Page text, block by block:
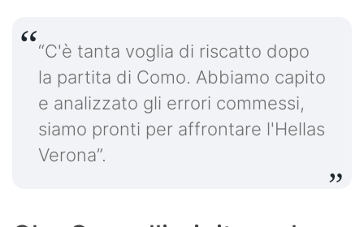
“C'è tanta voglia di riscatto dopo
la partita di Como. Abbiamo capito
e analizzato gli errori commessi,
siamo pronti per affrontare l'Hellas
Verona”.